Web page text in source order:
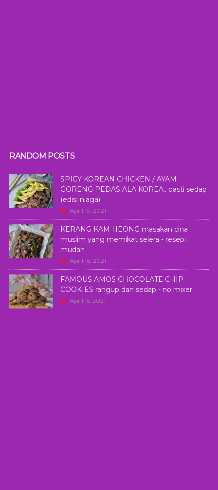
RANDOM POSTS
SPICY KOREAN CHICKEN / AYAM
GORENG PEDAS ALA KOREA.. pasti sedap
(edisi niaga)
April 19, 2021
KERANG KAM HEONG masakan cina
muslim yang memikat selera - resepi
mudah
April 16, 2021
FAMOUS AMOS CHOCOLATE CHIP
COOKIES rangup dan sedap - no mixer
April 15, 2021